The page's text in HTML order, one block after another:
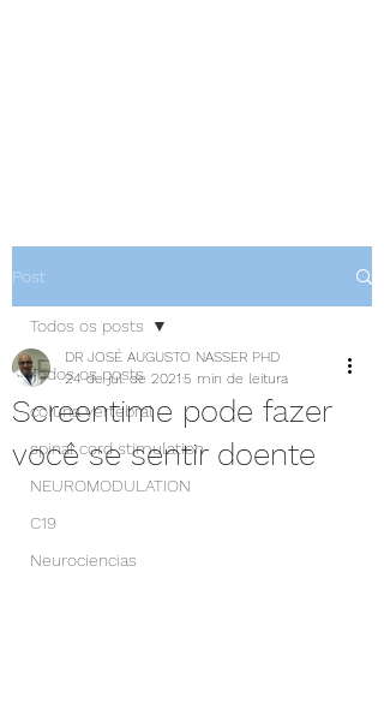
Post
Todos os posts
coluna vertebral
spinal cord stimulation
NEUROMODULATION
C19
Neurociencias
Todos os posts
Screentime pode fazer
você se sentir doente
DR JOSÉ AUGUSTO NASSER PHD
24 de jul. de 2021 5 min de leitura